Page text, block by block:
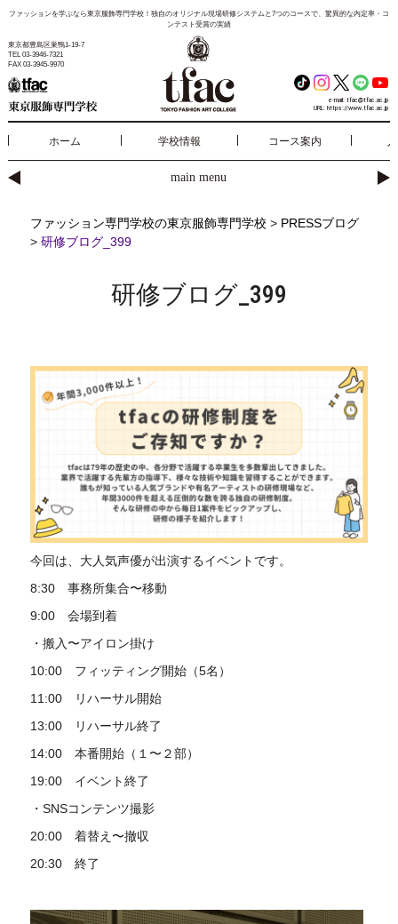
ファッションを学ぶなら東京服飾専門学校！独自のオリジナル現場研修システムと7つのコースで、驚異的な内定率・コ
ンテスト受賞の実績
東京都豊島区巣鴨1-19-7
TEL 03-3946-7321
FAX 03-3945-9970
e-mail: tfac@tfac.ac.jp
URL: https://www.tfac.ac.jp
ホーム 学校情報 コース案内
main menu
ファッション専門学校の東京服飾専門学校 > PRESSブログ
> 研修ブログ_399
研修ブログ_399
今回は、大人気声優が出演するイベントです。
8:30 事務所集合〜移動
9:00 会場到着
・搬入〜アイロン掛け
10:00 フィッティング開始（5名）
11:00 リハーサル開始
13:00 リハーサル終了
14:00 本番開始（１〜２部）
19:00 イベント終了
・SNSコンテンツ撮影
20:00 着替え〜撤収
20:30 終了